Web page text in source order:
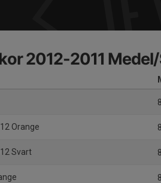
2012-2011
8
Orange 8
Svart 8
8